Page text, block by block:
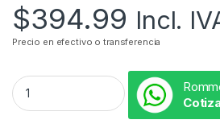
$394.99 Incl.
Precio en efectivo o transferencia